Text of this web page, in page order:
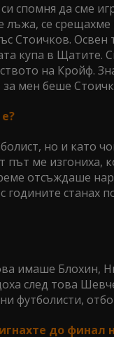
спомня да сме
се
Стоичков. Освен
купа в Щатите.
на Кройф.
за мен беше
но и като
път ме изгониха,
отсъждаше
станах
имаше Блохин,
след това
футболисти,
до финал